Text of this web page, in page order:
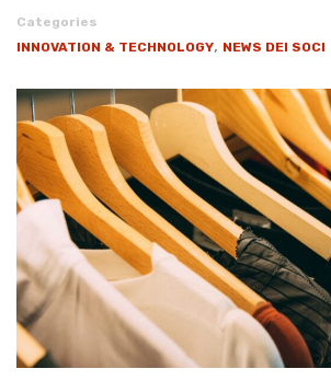
Categories
INNOVATION & TECHNOLOGY, NEWS DEI SOCI